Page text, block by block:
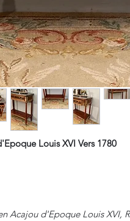
Louis XVI Vers 1780
Acajou d'Epoque Louis XVI,